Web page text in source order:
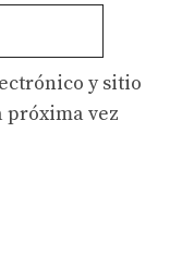
y sitio
próxima vez